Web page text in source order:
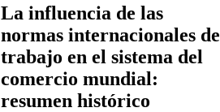
La influencia de las
normas internacionales
trabajo en el sistema del
comercio mundial:
resumen histórico